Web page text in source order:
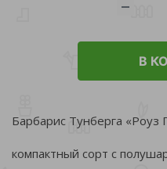
В
Барбарис Тунберга «Роуз
компактный сорт с